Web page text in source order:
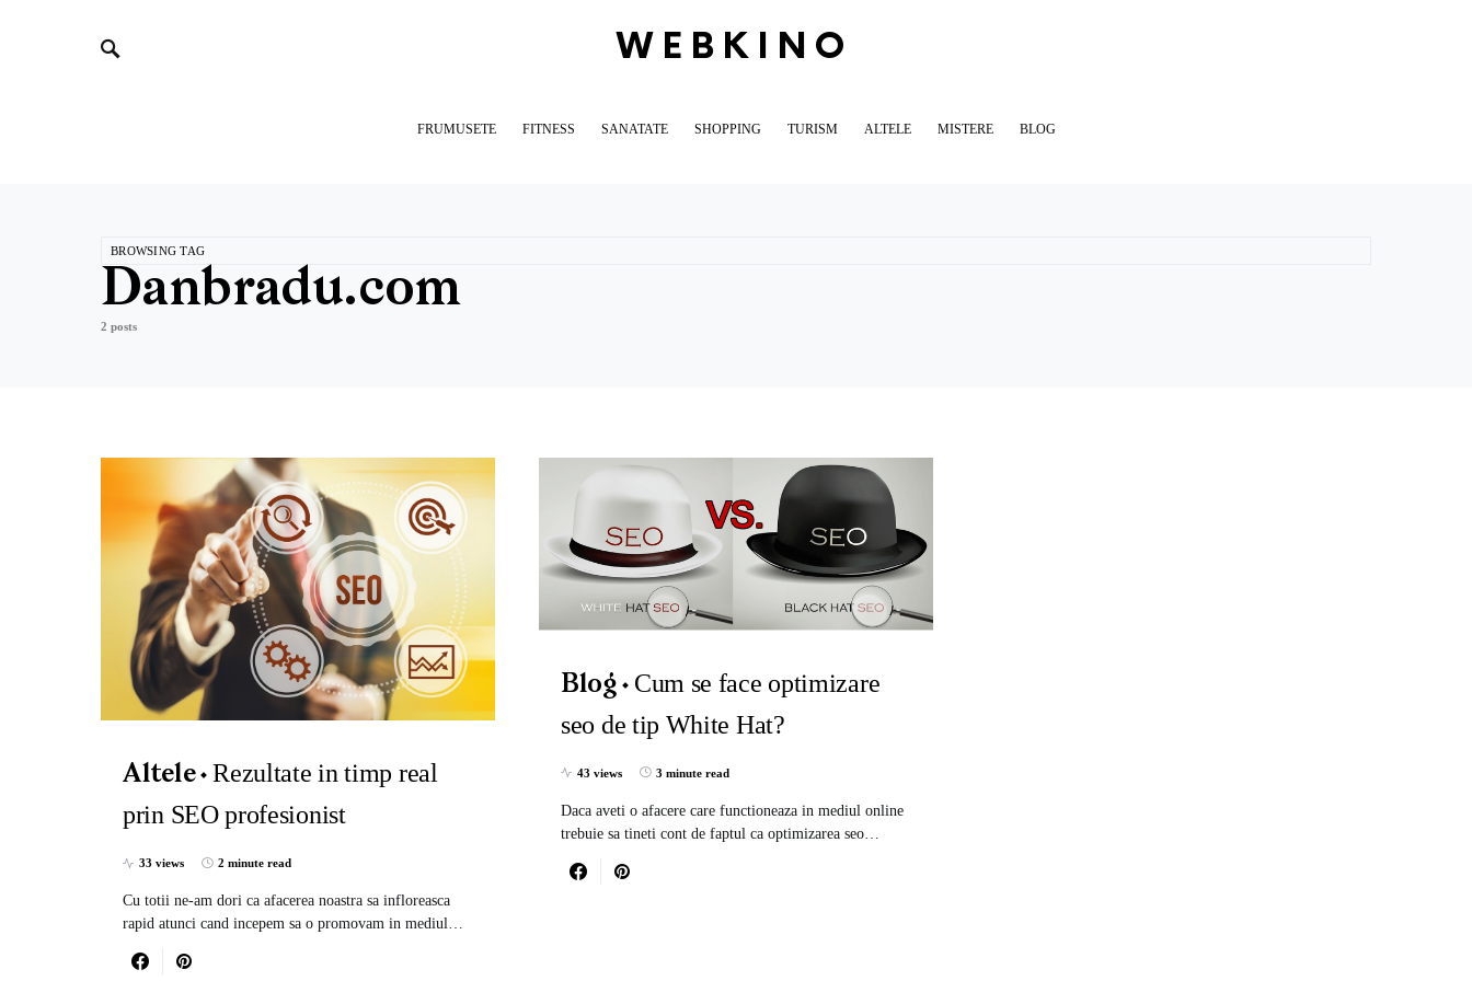
WEBKINO
FRUMUSETE FITNESS SANATATE SHOPPING TURISM ALTELE MISTERE BLOG
BROWSING TAG
Danbradu.com
2 posts
Altele
Rezultate in timp real
prin SEO profesionist
33 views 2 minute read
Cu totii ne-am dori ca afacerea noastra sa infloreasca
rapid atunci cand incepem sa o promovam in mediul…
Blog
Cum se face optimizare
seo de tip White Hat?
43 views 3 minute read
Daca aveti o afacere care functioneaza in mediul online
trebuie sa tineti cont de faptul ca optimizarea seo…